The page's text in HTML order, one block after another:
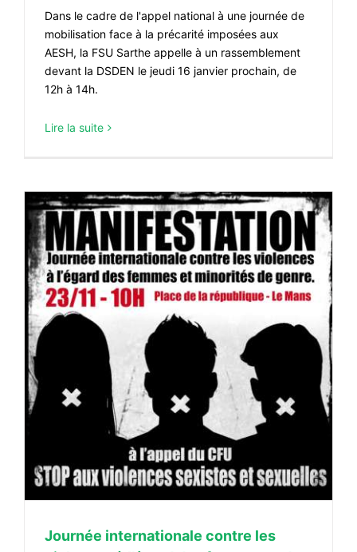
Dans le cadre de l'appel national à une journée de
mobilisation face à la précarité imposées aux
AESH, la FSU Sarthe appelle à un rassemblement
devant la DSDEN le jeudi 16 janvier prochain, de
12h à 14h.
Lire la suite
Journée internationale contre les